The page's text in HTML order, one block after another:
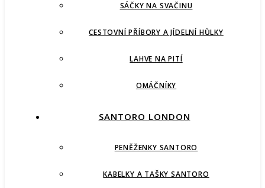
SÁČKY NA SVAČINU
CESTOVNÍ PŘÍBORY A JÍDELNÍ HŮLKY
LAHVE NA PITÍ
OMÁČNÍKY
SANTORO LONDON
PENĚŽENKY SANTORO
KABELKY A TAŠKY SANTORO